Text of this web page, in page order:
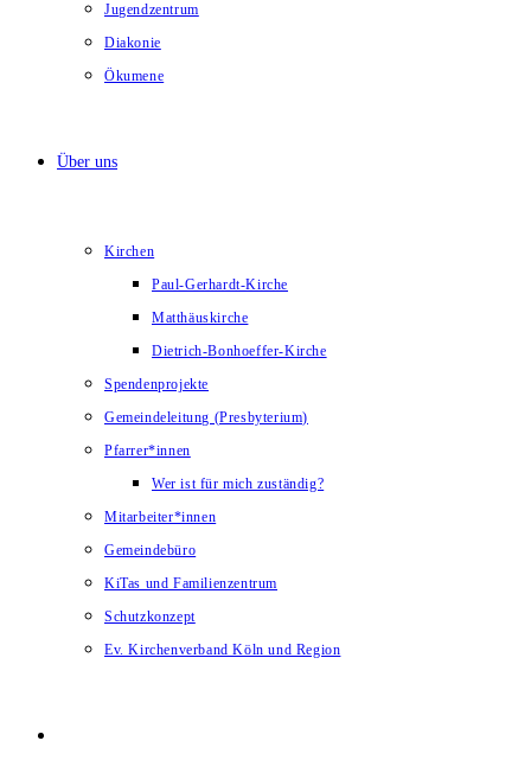
Jugendzentrum
Diakonie
Ökumene
Über uns
Kirchen
Paul-Gerhardt-Kirche
Matthäuskirche
Dietrich-Bonhoeffer-Kirche
Spendenprojekte
Gemeindeleitung (Presbyterium)
Pfarrer*innen
Wer ist für mich zuständig?
Mitarbeiter*innen
Gemeindebüro
KiTas und Familienzentrum
Schutzkonzept
Ev. Kirchenverband Köln und Region